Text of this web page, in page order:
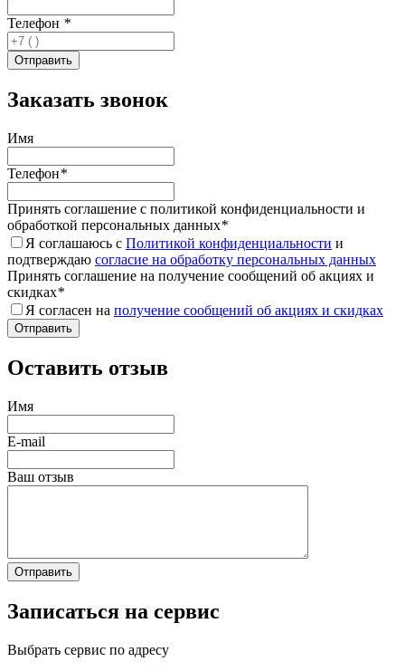
Телефон *
Заказать звонок
Имя
Телефон*
Принять соглашение с политикой конфиденциальности и
обработкой персональных данных*
Я соглашаюсь с Политикой конфиденциальности и
подтверждаю согласие на обработку персональных данных
Принять соглашение на получение сообщений об акциях и
скидках*
Я согласен на получение сообщений об акциях и скидках
Оставить отзыв
Имя
E-mail
Ваш отзыв
Записаться на сервис
Выбрать сервис по адресу